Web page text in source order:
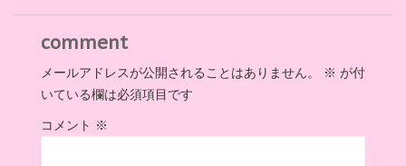
comment
メールアドレスが公開されることはありません。 ※ が付
いている欄は必須項目です
コメント ※